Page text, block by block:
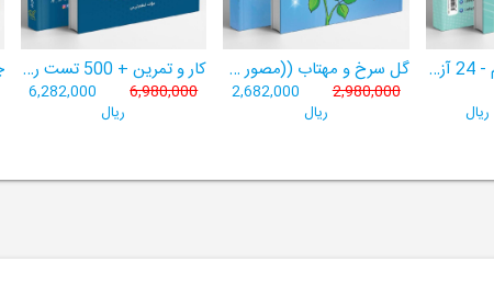
هوش آزمون ششم - 24 آزمون شبیه ساز تیزهوشان گل سرخ و مهتاب ((مصور +صوتی+ تمام رنگی))
2,980,000
2,682,000
ریال
کار و تمرین + 500 تست ریاضی چهارم
6,980,000
6,282,000
ریال